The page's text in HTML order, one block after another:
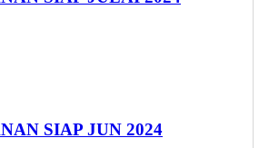
SIAP JUN 2024